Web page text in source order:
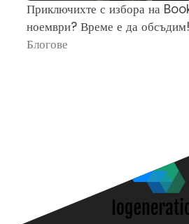
Приключихте с избора на
ноември? Време е да обсъдим!
Блогове